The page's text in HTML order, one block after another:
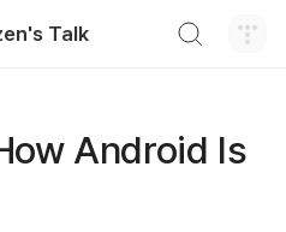
Talk
Android Is